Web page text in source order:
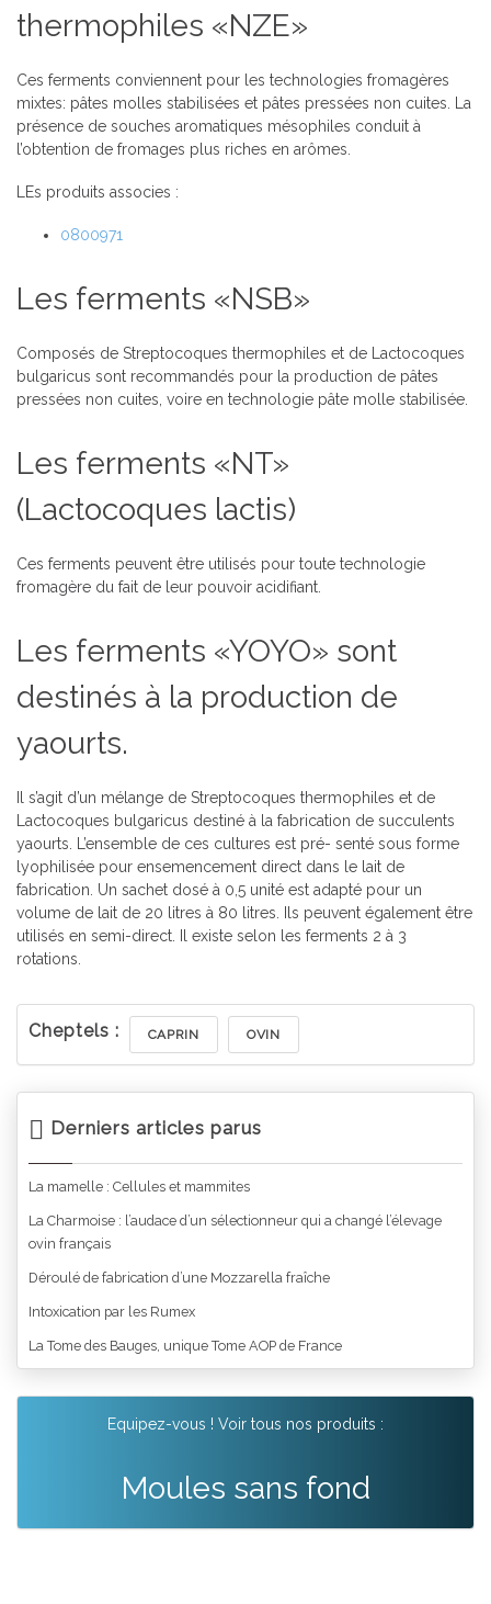
thermophiles «NZE»
Ces ferments conviennent pour les technologies fromagères
mixtes: pâtes molles stabilisées et pâtes pressées non cuites. La
présence de souches aromatiques mésophiles conduit à
l’obtention de fromages plus riches en arômes.
LEs produits associes :
0800971
Les ferments «NSB»
Composés de Streptocoques thermophiles et de Lactocoques
bulgaricus sont recommandés pour la production de pâtes
pressées non cuites, voire en technologie pâte molle stabilisée.
Les ferments «NT»
(Lactocoques lactis)
Ces ferments peuvent être utilisés pour toute technologie
fromagère du fait de leur pouvoir acidifiant.
Les ferments «YOYO» sont
destinés à la production de
yaourts.
Il s’agit d’un mélange de Streptocoques thermophiles et de
Lactocoques bulgaricus destiné à la fabrication de succulents
yaourts. L’ensemble de ces cultures est pré- senté sous forme
lyophilisée pour ensemencement direct dans le lait de
fabrication. Un sachet dosé à 0,5 unité est adapté pour un
volume de lait de 20 litres à 80 litres. Ils peuvent également être
utilisés en semi-direct. Il existe selon les ferments 2 à 3
rotations.
Cheptels : CAPRIN OVIN
Derniers articles parus
La mamelle : Cellules et mammites
La Charmoise : l’audace d’un sélectionneur qui a changé l’élevage
ovin français
Déroulé de fabrication d’une Mozzarella fraîche
Intoxication par les Rumex
La Tome des Bauges, unique Tome AOP de France
Equipez-vous ! Voir tous nos produits :
Moules sans fond